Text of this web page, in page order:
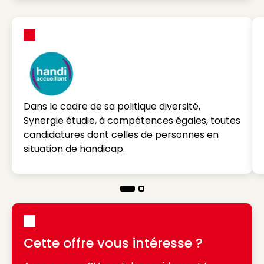
Dans le cadre de sa politique diversité,
Synergie étudie, à compétences égales, toutes
candidatures dont celles de personnes en
situation de handicap.
Cette offre vous intéresse ?